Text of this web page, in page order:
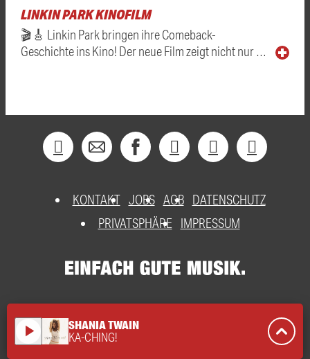
LINKIN PARK KINOFILM
🎬🎸 Linkin Park bringen ihre Comeback-
Geschichte ins Kino! Der neue Film zeigt nicht nur …
KONTAKT JOBS AGB DATENSCHUTZ
PRIVATSPHÄRE
IMPRESSUM
play_arrow SHANIA TWAIN
KA-CHING!